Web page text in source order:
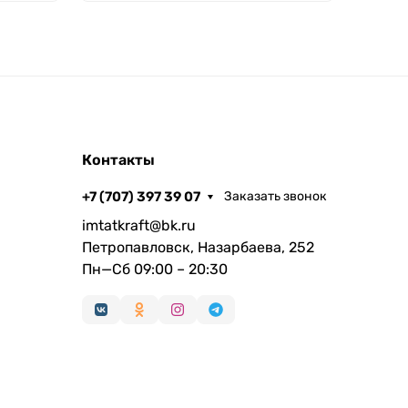
Контакты
+7 (707) 397 39 07 Заказать звонок
imtatkraft@bk.ru
Петропавловск, Назарбаева, 252
Пн—Сб 09:00 – 20:30